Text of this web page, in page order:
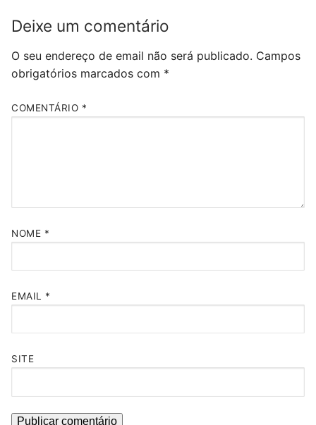
Deixe um comentário
O seu endereço de email não será publicado. Campos
obrigatórios marcados com *
COMENTÁRIO *
NOME *
EMAIL *
SITE